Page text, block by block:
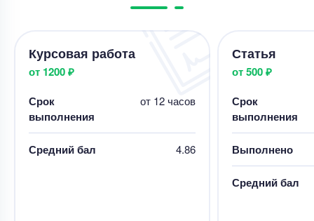
Курсовая работа
от 1200 ₽
Срок
выполнения
от 12 часов
Средний бал 4.86
Статья
от 500 ₽
Срок
выполнения
Выполнено
Средний бал